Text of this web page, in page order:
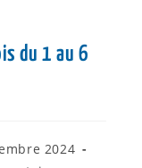
du 1 au 6
2024